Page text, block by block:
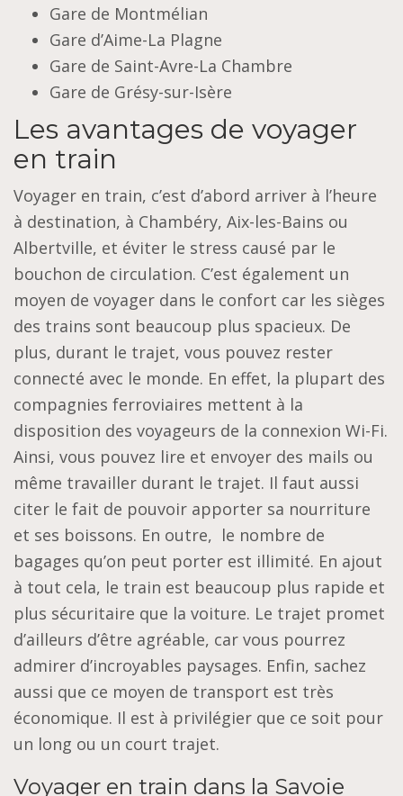
Gare de Montmélian
Gare d’Aime-La Plagne
Gare de Saint-Avre-La Chambre
Gare de Grésy-sur-Isère
Les avantages de voyager
en train
Voyager en train, c’est d’abord arriver à l’heure
à destination, à Chambéry, Aix-les-Bains ou
Albertville, et éviter le stress causé par le
bouchon de circulation. C’est également un
moyen de voyager dans le confort car les sièges
des trains sont beaucoup plus spacieux. De
plus, durant le trajet, vous pouvez rester
connecté avec le monde. En effet, la plupart des
compagnies ferroviaires mettent à la
disposition des voyageurs de la connexion Wi-Fi.
Ainsi, vous pouvez lire et envoyer des mails ou
même travailler durant le trajet. Il faut aussi
citer le fait de pouvoir apporter sa nourriture
et ses boissons. En outre, le nombre de
bagages qu’on peut porter est illimité. En ajout
à tout cela, le train est beaucoup plus rapide et
plus sécuritaire que la voiture. Le trajet promet
d’ailleurs d’être agréable, car vous pourrez
admirer d’incroyables paysages. Enfin, sachez
aussi que ce moyen de transport est très
économique. Il est à privilégier que ce soit pour
un long ou un court trajet.
Voyager en train dans la Savoie